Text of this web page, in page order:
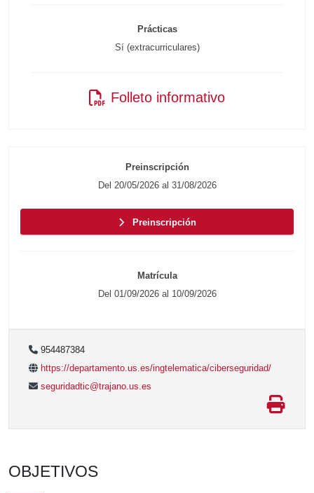
Prácticas
Sí (extracurriculares)
Folleto informativo
Preinscripción
Del 20/05/2026 al 31/08/2026
Preinscripción
Matrícula
Del 01/09/2026 al 10/09/2026
954487384
https://departamento.us.es/ingtelematica/ciberseguridad/
seguridadtic@trajano.us.es
OBJETIVOS